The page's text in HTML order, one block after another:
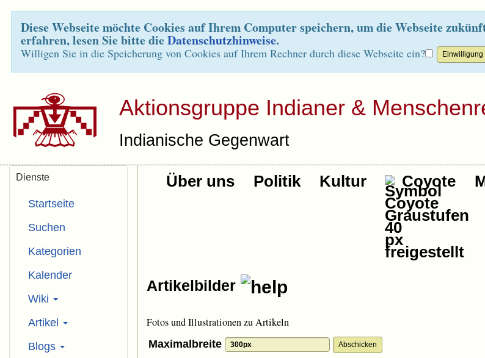
Diese Webseite möchte Cookies auf Ihrem Computer speichern, um die Webseite
erfahren, lesen Sie bitte dieDatenschutzhinweise.
Willigen Sie in die Speicherung von Cookies auf Ihrem Rechner durch diese Webseite ein?
Aktionsgruppe Indianer &
Indianische Gegenwart
Über uns Politik Kultur Coyote
Artikelbilder
Fotos und Illustrationen zu Artikeln
Maximalbreite
Dienste
Startseite
Suchen
Kategorien
Kalender
Wiki
Artikel
Blogs